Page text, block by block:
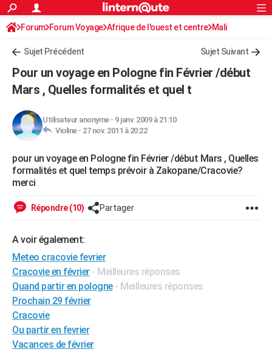
ACTUALITÉS
Politique
Société
Faits Divers
Education
Monde
Villes
+
Programme TV
TNTStreaming
Cinéma
Sorties cinéma
Musique
+FINANCE
Retraite
Impôts
Epargne
Immobilier
Risques naturels par ville
Banque
Assurance
Crédit
AUTO
Essais
Réserver un essai
Citadines
Berlines
SUV
Forum auto
+HIGH-TECH
Mobiles
Meilleur smartphone
Internet
Ordinateurs
Jeux vidéo
Guide high-tech
+BRICOLAGE
Forum
Aménagement intérieur
Extérieur
Cuisine
Salle de bains
Jardinage
Rangement
WEEK-END
Guides de France
Escapades
Patrimoine
Expositions
Musées
Week-end nature
LIFESTYLE
Art de vivre
Bien-être
Loisirs
ModeModes de vie
SANTE
Alimentation
Guide de la santé
Maladies
Médicaments
Sommeil
VOYAGE
Destinations
City break
Voyage nature
Voyage de noces
Forum
Climat
+PHOTO
GUIDES D'ACHAT
BONS PLANS
Rechercher
S'inscrire
Connexion
Forum Forum Voyage Afrique de l'ouest et centre Mali
Sujet Précédent Sujet Suivant
Pour un voyage en Pologne fin Février /début
Mars , Quelles formalités et quel t
Utilisateur anonyme- 9 janv. 2009 à 21:10
Violine - 27 nov. 2011 à 20:22
pour un voyage en Pologne fin Février /début Mars , Quelles
formalités et quel temps prévoir à Zakopane/Cracovie?
merci
Répondre (10) Partager
A voir également:
Meteo cracovie fevrier
Cracovie en février - Meilleures réponses
Quand partir en pologne - Meilleures réponses
Prochain 29 février
Cracovie
Ou partir en fevrier
Vacances de février